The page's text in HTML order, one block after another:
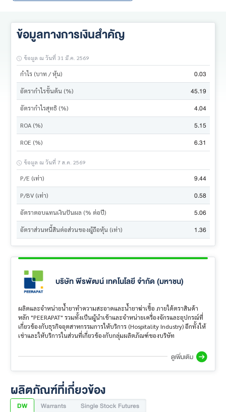
ข้อมูลทางการเงินสำคัญ
ข้อมูล ณ วันที่ 31 มี.ค. 2569
กำไร (บาท / หุ้น) 0.03
อัตรากำไรขั้นต้น (%) 45.19
อัตรากำไรสุทธิ (%) 4.04
ROA (%) 5.15
ROE (%) 6.31
ข้อมูล ณ วันที่ 7 ส.ค. 2569
P/E (เท่า) 9.44
P/BV (เท่า) 0.58
อัตราตอบแทนเงินปันผล (% ต่อปี) 5.06
อัตราส่วนหนี้สินต่อส่วนของผู้ถือหุ้น (เท่า) 1.36
บริษัท พีรพัฒน์ เทคโนโลยี จำกัด (มหาชน)
ผลิตและจำหน่ายน้ำยาทำความสะอาดและน้ำยาฆ่าเชื้อ ภายใต้ตราสินค้า
หลัก "PEERAPAT" รวมทั้งเป็นผู้นำเข้าและจำหน่ายเครื่องจักรและอุปกรณ์ที่
เกี่ยวข้องกับธุรกิจอุตสาหกรรมการให้บริการ (Hospitality Industry) อีกทั้งให้
เช่าและให้บริการในส่วนที่เกี่ยวข้องกับกลุ่มผลิตภัณฑ์ของบริษัท
ดูเพิ่มเติม
ผลิตภัณฑ์ที่เกี่ยวข้อง
DW Warrants Single Stock Futures